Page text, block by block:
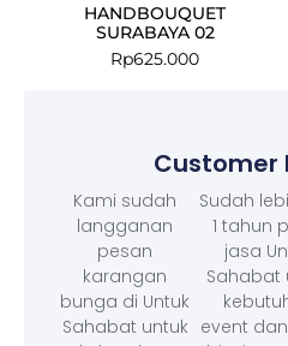
HANDBOUQUET
SURABAYA 02
Rp625.000
Customer
Kami sudah
langganan
pesan
karangan
bunga di Untuk
Sahabat untuk
Sudah
1 tahun
jasa
Sahabat
event